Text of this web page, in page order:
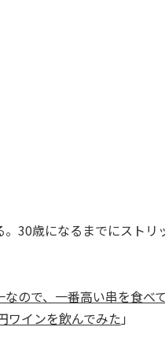
30歳になるまでにストリ
ので、一番高い串を食べ
ワインを飲んでみた 」